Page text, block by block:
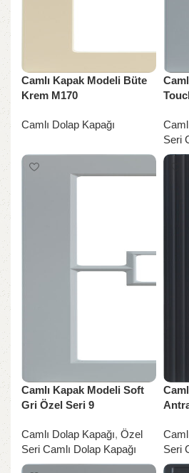
Camlı Kapak Modeli Büte
Krem M170
Camlı Dolap Kapağı
Seri
Camlı Kapak Modeli Soft
Gri Özel Seri 9
Camlı Dolap Kapağı, Özel
Seri Camlı Dolap Kapağı
Seri